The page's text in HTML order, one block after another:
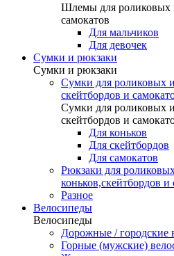
Шлемы для роликовых
самокатов
Для мальчиков
Для девочек
Сумки и рюкзаки
Сумки и рюкзаки
Сумки для роликовых
скейтбордов и
Сумки для роликовых
скейтбордов и
Для коньков
Для скейтбордов
Для самокатов
Рюкзаки для
коньков,скейтбордов и
Разное
Велосипеды
Велосипеды
Дорожные / городские
Горные (мужские)